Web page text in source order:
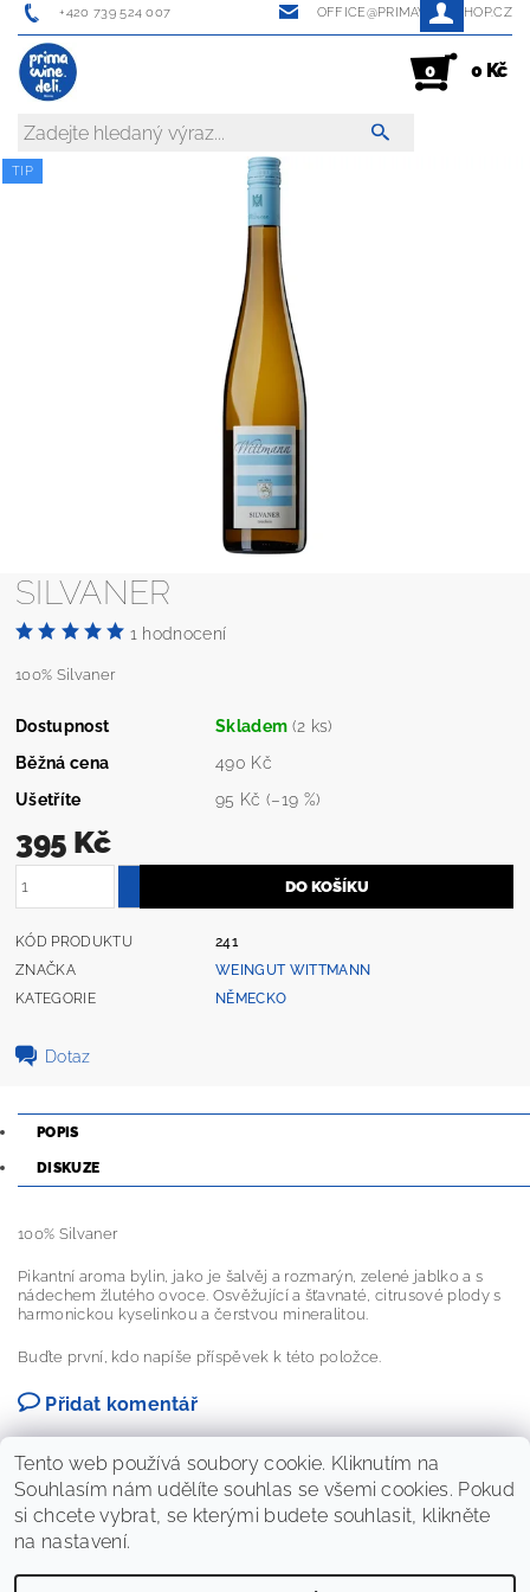
+420 739 524 007 OFFICE@PRIMAWINESHOP.CZ
0 0 Kč
TIP
SILVANER
1 hodnocení
100% Silvaner
Dostupnost Skladem (2 ks)
Běžná cena
490 Kč
Ušetříte
95 Kč(–19 %)
395 Kč
KÓD PRODUKTU
241
ZNAČKA
WEINGUT WITTMANN
KATEGORIE
NĚMECKO
Dotaz
POPIS
DISKUZE
100% Silvaner
Pikantní aroma bylin, jako je šalvěj a rozmarýn, zelené jablko a s
nádechem žlutého ovoce. Osvěžující a šťavnaté, citrusové plody s
harmonickou kyselinkou a čerstvou mineralitou.
Buďte první, kdo napíše příspěvek k této položce.
Přidat komentář
Tento web používá soubory cookie. Kliknutím na
Souhlasím nám udělíte souhlas se všemi cookies. Pokud
si chcete vybrat, se kterými budete souhlasit, klikněte
na nastavení.